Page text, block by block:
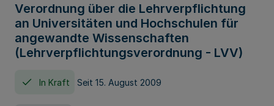
Verordnung über die Lehrverpflichtung
an Universitäten und Hochschulen für
angewandte Wissenschaften
(Lehrverpflichtungsverordnung - LVV)
In Kraft Seit 15. August 2009